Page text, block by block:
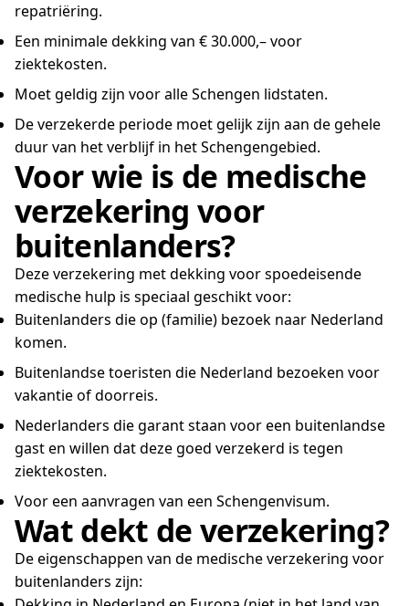
repatriëring.
Een minimale dekking van € 30.000,– voor
ziektekosten.
Moet geldig zijn voor alle Schengen lidstaten.
De verzekerde periode moet gelijk zijn aan de gehele
duur van het verblijf in het Schengengebied.
Voor wie is de medische
verzekering voor
buitenlanders?
Deze verzekering met dekking voor spoedeisende
medische hulp is speciaal geschikt voor:
Buitenlanders die op (familie) bezoek naar Nederland
komen.
Buitenlandse toeristen die Nederland bezoeken voor
vakantie of doorreis.
Nederlanders die garant staan voor een buitenlandse
gast en willen dat deze goed verzekerd is tegen
ziektekosten.
Voor een aanvragen van een Schengenvisum.
Wat dekt de verzekering?
De eigenschappen van de medische verzekering voor
buitenlanders zijn: